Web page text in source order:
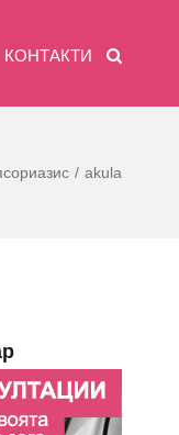
КОНТАКТИ
akula